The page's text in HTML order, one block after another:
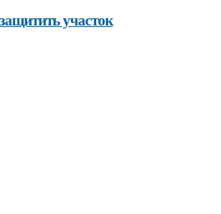
участок